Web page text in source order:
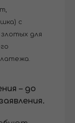
с
для
– до